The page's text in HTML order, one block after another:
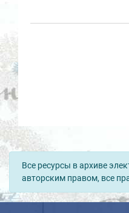
Все ресурсы в архиве
авторским правом, все